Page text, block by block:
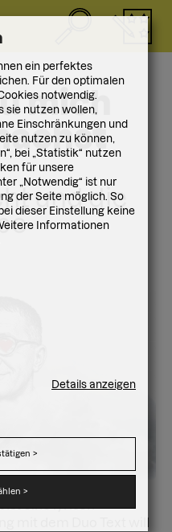
mich
und die
ist eine lyrisch-
mit dem Duo Text will
ein perfektes
Für den optimalen
notwendig.
sie nutzen wollen,
Einschränkungen und
nutzen zu können,
bei „Statistik“ nutzen
für unsere
„Notwendig“ ist nur
der Seite möglich. So
dieser Einstellung keine
Informationen
Details anzeigen
>
>